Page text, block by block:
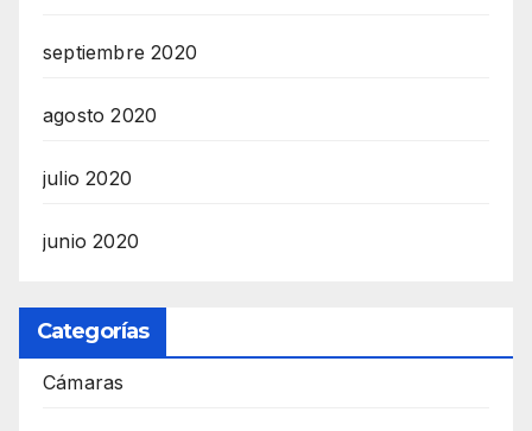
septiembre 2020
agosto 2020
julio 2020
junio 2020
Categorías
Cámaras